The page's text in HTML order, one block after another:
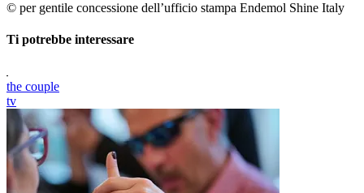
© per gentile concessione dell’ufficio stampa Endemol Shine Italy
Ti potrebbe interessare
the couple
tv